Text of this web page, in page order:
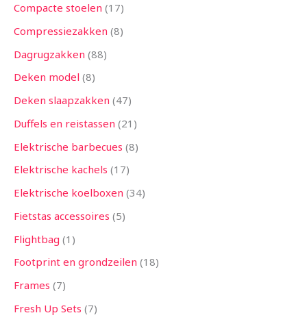
Compacte stoelen 17
Compressiezakken 8
Dagrugzakken 88
Deken model 8
Deken slaapzakken 47
Duffels en reistassen 21
Elektrische barbecues 8
Elektrische kachels 17
Elektrische koelboxen 34
Fietstas accessoires 5
Flightbag 1
Footprint en grondzeilen 18
Frames 7
Fresh Up Sets 7